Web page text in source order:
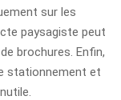
sur les
paysagiste peut
brochures. Enfin,
stationnement et